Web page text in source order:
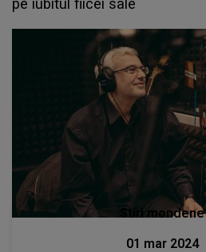
pe iubitul fiicei sale
Stiri mondene
01 mar 2024